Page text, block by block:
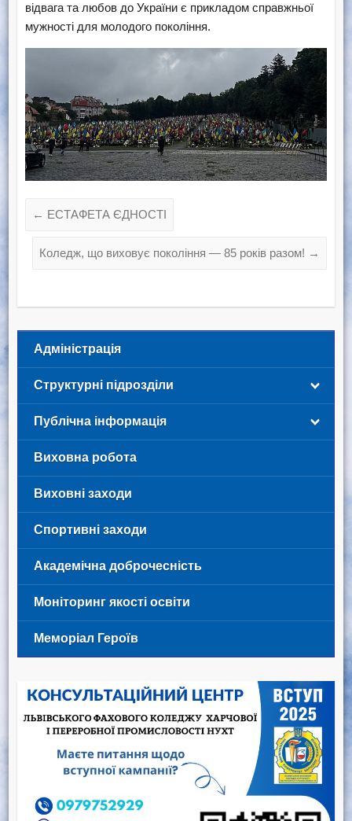
відвага та любов до України є прикладом справжньої
мужності для молодого покоління.
← ЕСТАФЕТА ЄДНОСТІ
Коледж, що виховує покоління — 85 років разом! →
Адміністрація
Структурні підрозділи
Публічна інформація
Виховна робота
Виховні заходи
Спортивні заходи
Академічна доброчесність
Моніторинг якості освіти
Меморіал Героїв